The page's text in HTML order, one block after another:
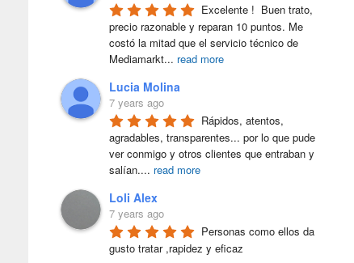
Excelente !  Buen trato,
precio razonable y reparan 10 puntos. Me
costó la mitad que el servicio técnico de
Mediamarkt... read more
Lucia Molina
7 years ago
Rápidos, atentos,
agradables, transparentes... por lo que pude
ver conmigo y otros clientes que entraban y
salían.... read more
Loli Alex
7 years ago
Personas como ellos da
gusto tratar ,rapidez y eficaz